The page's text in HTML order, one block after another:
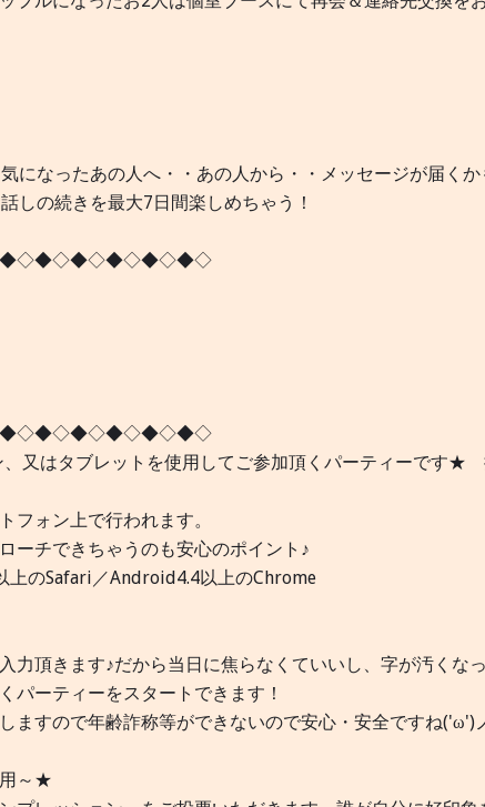
になったあの人へ・・あの人から・・メッセージが届くか
しの続きを最大7日間楽しめちゃう！
、又はタブレットを使用してご参加頂くパーティーです★
フォン上で行われます。
ーチできちゃうのも安心のポイント♪
上のSafari／Android4.4以上のChrome
力頂きます♪だから当日に焦らなくていいし、字が汚くな
ーティーをスタートできます！
ますので年齢詐称等ができないので安心・安全ですね('ω')
用～★